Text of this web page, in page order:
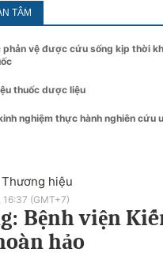
TÂM
phản vệ được cứu sống kịp thời
thuốc dược liệu
nghiệm thực hành nghiên cứu
Thương hiệu
(GMT+7)
Bệnh viện
hảo